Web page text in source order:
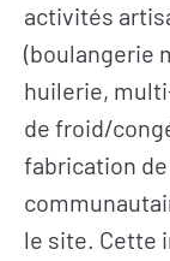
activités
(boulangerie
huilerie,
de froid/
fabrication
le site. Cette